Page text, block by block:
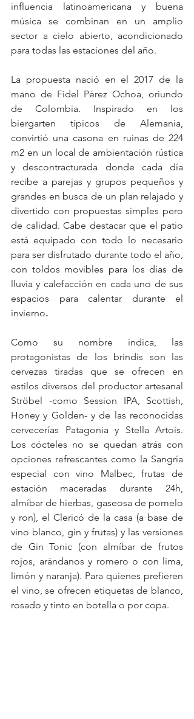
influencia latinoamericana y buena
música se combinan en un amplio
sector a cielo abierto, acondicionado
para todas las estaciones del año.
La propuesta nació en el 2017 de la
mano de Fidel Pérez Ochoa, oriundo
de Colombia. Inspirado en los
biergarten típicos de Alemania,
convirtió una casona en ruinas de 224
m2 en un local de ambientación rústica
y descontracturada donde cada día
recibe a parejas y grupos pequeños y
grandes en busca de un plan relajado y
divertido con propuestas simples pero
de calidad. Cabe destacar que el patio
está equipado con todo lo necesario
para ser disfrutado durante todo el año,
con toldos movibles para los días de
lluvia y calefacción en cada uno de sus
espacios para calentar durante el
invierno.
Como su nombre indica, las
protagonistas de los brindis son las
cervezas tiradas que se ofrecen en
estilos diversos del productor artesanal
Ströbel -como Session IPA, Scottish,
Honey y Golden- y de las reconocidas
cervecerías Patagonia y Stella Artois.
Los cócteles no se quedan atrás con
opciones refrescantes como la Sangría
especial con vino Malbec, frutas de
estación maceradas durante 24h,
almíbar de hierbas, gaseosa de pomelo
y ron), el Clericó de la casa (a base de
vino blanco, gin y frutas) y las versiones
de Gin Tonic (con almíbar de frutos
rojos, arándanos y romero o con lima,
limón y naranja). Para quienes prefieren
el vino, se ofrecen etiquetas de blanco,
rosado y tinto en botella o por copa.